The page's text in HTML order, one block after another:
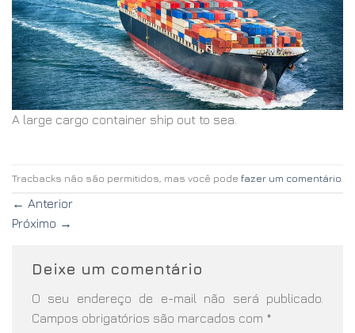
A large cargo container ship out to sea.
Tracbacks não são permitidos, mas você pode fazer um comentário
← Anterior
Próximo →
Deixe um comentário
O seu endereço de e-mail não será publicado.
Campos obrigatórios são marcados com *